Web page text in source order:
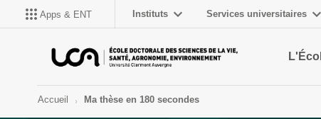
Apps & ENT Instituts Services universitaires
Accueil Ma thèse en 180 secondes